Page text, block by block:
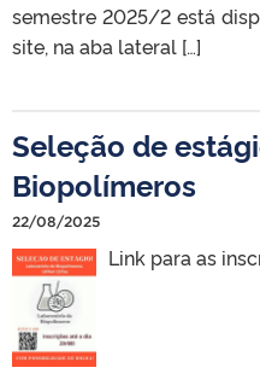
semestre 2025/2 está
site, na aba lateral […]
Seleção de
Biopolímeros
22/08/2025
Link para as